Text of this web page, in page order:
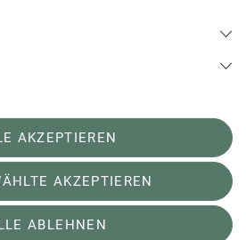
Alpenvereins e.V.
Datenschutz-Einstellungen
AKZEPTIEREN
AKZEPTIEREN
ABLEHNEN